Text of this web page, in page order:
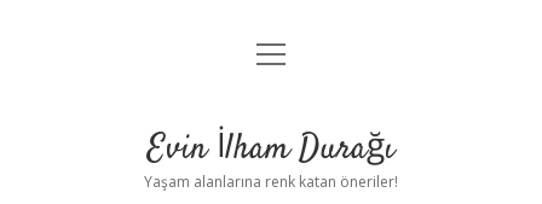
Anasayfa
Yasal Uyarı
menüyü
Evin İlham Durağı
Yaşam alanlarına renk katan öneriler!